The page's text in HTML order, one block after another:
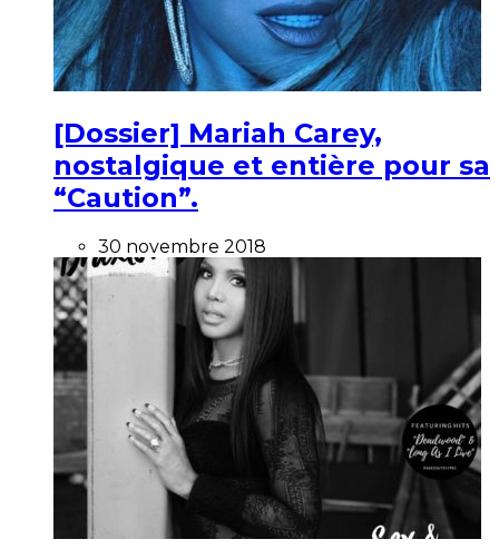
[Dossier] Mariah Carey,
nostalgique et entière pour sa
“Caution”.
30 novembre 2018